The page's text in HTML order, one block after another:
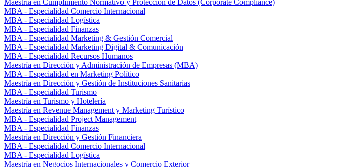
Maestría en Cumplimiento Normativo y Protección de Datos (Corporate Compliance)
MBA - Especialidad Comercio Internacional
MBA - Especialidad Logística
MBA - Especialidad Finanzas
MBA - Especialidad Marketing & Gestión Comercial
MBA - Especialidad Marketing Digital & Comunicación
MBA - Especialidad Recursos Humanos
Maestría en Dirección y Administración de Empresas (MBA)
MBA - Especialidad en Marketing Político
Maestría en Dirección y Gestión de Instituciones Sanitarias
MBA - Especialidad Turismo
Maestría en Turismo y Hotelería
Maestría en Revenue Management y Marketing Turístico
MBA - Especialidad Project Management
MBA - Especialidad Finanzas
Maestría en Dirección y Gestión Financiera
MBA - Especialidad Comercio Internacional
MBA - Especialidad Logística
Maestría en Negocios Internacionales y Comercio Exterior